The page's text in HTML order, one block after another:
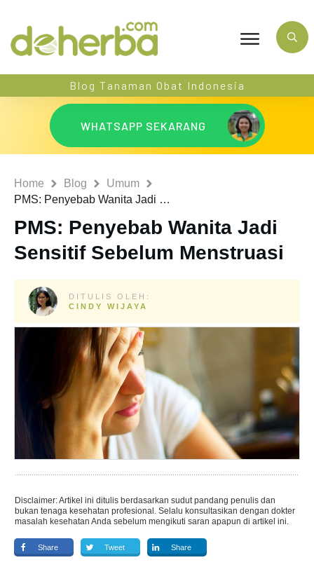
Blog Tanaman Obat Indonesia
WHATSAPP SEKARANG
Home Blog
Umum
PMS: Penyebab Wanita Jadi Sensitif Sebelum Menstruasi
PMS: Penyebab Wanita Jadi
Sensitif Sebelum Menstruasi
DITULIS OLEH:
CINDY WIJAYA
Disclaimer: Artikel ini ditulis berdasarkan sudut pandang penulis dan
bukan tenaga kesehatan profesional. Selalu konsultasikan dengan dokter
masalah kesehatan Anda sebelum mengikuti saran apapun di artikel ini.
Share Tweet Share